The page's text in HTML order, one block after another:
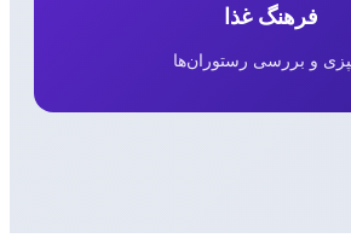
فرهنگ غذا
و بررسی رستوران‌ها